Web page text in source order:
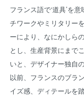
フランス語で‘道具’を
チワークやミリタリー
ーにより、なにかしら
とし、生産背景にまで
いと、デザイナー独自
以前、フランスのブラ
イズ感、ディテールを